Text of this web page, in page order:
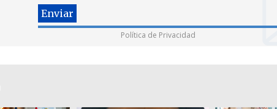
Política de Privacidad